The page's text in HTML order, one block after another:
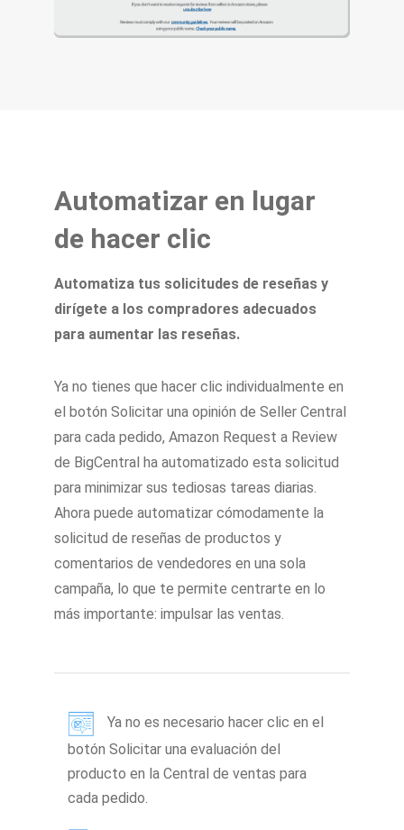
Automatizar en lugar
de hacer clic
Automatiza tus solicitudes de reseñas y
dirígete a los compradores adecuados
para aumentar las reseñas.
Ya no tienes que hacer clic individualmente en
el botón Solicitar una opinión de Seller Central
para cada pedido, Amazon Request a Review
de BigCentral ha automatizado esta solicitud
para minimizar sus tediosas tareas diarias.
Ahora puede automatizar cómodamente la
solicitud de reseñas de productos y
comentarios de vendedores en una sola
campaña, lo que te permite centrarte en lo
más importante: impulsar las ventas.
Ya no es necesario hacer clic en el
botón Solicitar una evaluación del
producto en la Central de ventas para
cada pedido.